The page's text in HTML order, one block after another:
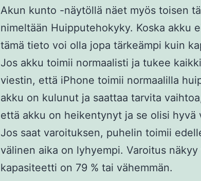
Akun kunto -näytöllä näet myös toisen
nimeltään Huipputehokyky. Koska akku
tämä tieto voi olla jopa tärkeämpi kuin
Jos akku toimii normaalisti ja tukee
viestin, että iPhone toimii normaalilla
akku on kulunut ja saattaa tarvita
että akku on heikentynyt ja se olisi hyvä
Jos saat varoituksen, puhelin toimii
välinen aika on lyhyempi. Varoitus
kapasiteetti on 79 % tai vähemmän.